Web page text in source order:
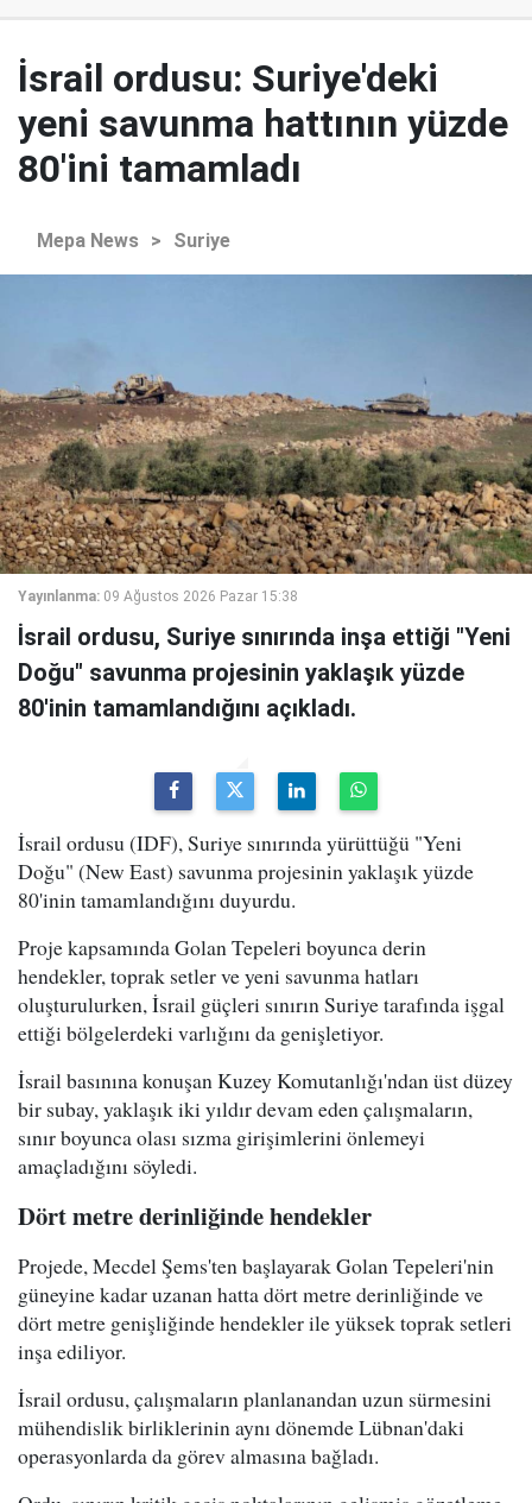
İsrail ordusu: Suriye'deki
yeni savunma hattının yüzde
80'ini tamamladı
Mepa News > Suriye
Yayınlanma: 09 Ağustos 2026 Pazar 15:38
İsrail ordusu, Suriye sınırında inşa ettiği "Yeni
Doğu" savunma projesinin yaklaşık yüzde
80'inin tamamlandığını açıkladı.
İsrail ordusu (IDF), Suriye sınırında yürüttüğü "Yeni
Doğu" (New East) savunma projesinin yaklaşık yüzde
80'inin tamamlandığını duyurdu.
Proje kapsamında Golan Tepeleri boyunca derin
hendekler, toprak setler ve yeni savunma hatları
oluşturulurken, İsrail güçleri sınırın Suriye tarafında işgal
ettiği bölgelerdeki varlığını da genişletiyor.
İsrail basınına konuşan Kuzey Komutanlığı'ndan üst düzey
bir subay, yaklaşık iki yıldır devam eden çalışmaların,
sınır boyunca olası sızma girişimlerini önlemeyi
amaçladığını söyledi.
Dört metre derinliğinde hendekler
Projede, Mecdel Şems'ten başlayarak Golan Tepeleri'nin
güneyine kadar uzanan hatta dört metre derinliğinde ve
dört metre genişliğinde hendekler ile yüksek toprak setleri
inşa ediliyor.
İsrail ordusu, çalışmaların planlanandan uzun sürmesini
mühendislik birliklerinin aynı dönemde Lübnan'daki
operasyonlarda da görev almasına bağladı.